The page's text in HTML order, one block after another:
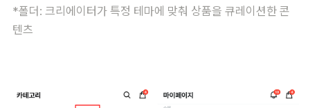
*폴더: 크리에이터가 특정 테마에 맞춰 상품을 큐레이션한 콘
텐츠